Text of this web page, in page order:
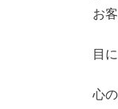
お
目
心